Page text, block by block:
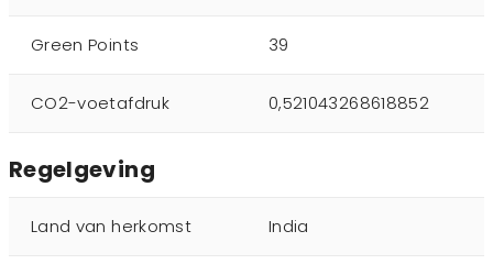
Green Points 39
CO2-voetafdruk 0,521043268618852
Regelgeving
Land van herkomst India